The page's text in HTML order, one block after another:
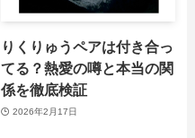
りくりゅうペアは付き合っ
てる？熱愛の噂と本当の関
係を徹底検証
2026年2月17日